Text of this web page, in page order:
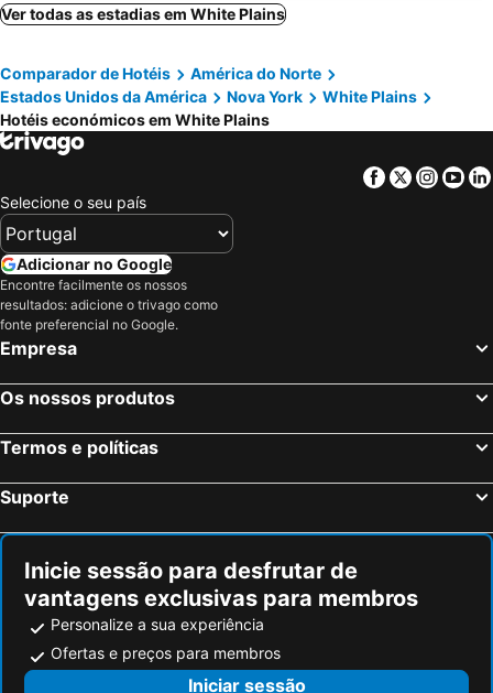
Baymont by Wyndham White Plains - Elmsford
Hampton Inn & Suites Yonkers
Sonesta White Plains Downtown
Cozy Homeva Chatterton Wp
Holiday Inn Express & Suites Hawthorne Elmsford North by IHG
Sleepy Hollow Hotel
Residence Inn by Marriott Yonkers Westchester County
Hotel NoMa, Trademark Collection by Wyndham
Residence Inn New Rochelle
La Quinta Inn & Suites by Wyndham Stamford / New York City
Amsterdam Hotel
Ver todas as estadias em White Plains
Comparador de Hotéis
América do Norte
Estados Unidos da América
Nova York
White Plains
Hotéis económicos em White Plains
Facebook
Twitter
Selecione o seu país
Adicionar no Google
Encontre facilmente os nossos
resultados: adicione o trivago como
fonte preferencial no Google.
Empresa
Os nossos produtos
Termos e políticas
Suporte
Inicie sessão para desfrutar de
vantagens exclusivas para membros
Personalize a sua experiência
Ofertas e preços para membros
Iniciar sessão